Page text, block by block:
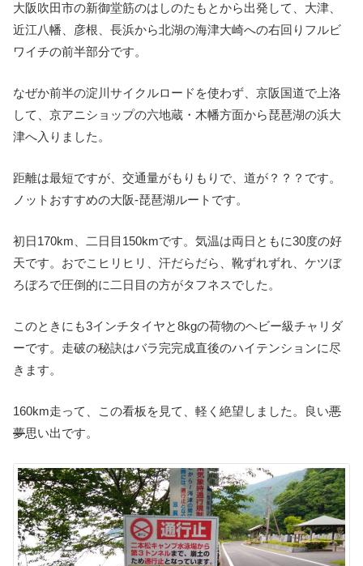
大阪吹田市の新御堂筋のはしのたもとから出発して、大津、
近江八幡、彦根、長浜から北湖の海津大崎への右回りフルビ
ワイチの前半部分です。
なぜか前半の淀川サイクルロードを使わず、京阪国道で上洛
して、京アニショップの六地蔵・木幡方面から琵琶湖の浜大
津へ入りました。
距離は最短ですが、交通量がもりもりで、道が？？？です。
ノットおすすめの大阪-琵琶湖ルートです。
初日170km、二日目150kmです。気温は両日ともに30度の好
天です。おでこヒリヒリ、汗だらだら、靴ずれずれ、ケツぼ
ろぼろで圧倒的に二日目の方がタフネスでした。
このときにも3インチタイヤと8kgの荷物のヘビー級チャリダ
ーです。走破の秘訣はバラ完完成直後のハイテンションに尽
きます。
160km走って、この看板を見て、軽く絶望しました。良い悪
夢思い出です。